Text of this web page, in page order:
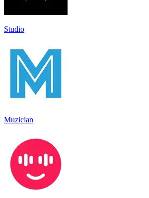
Studio
Muzician